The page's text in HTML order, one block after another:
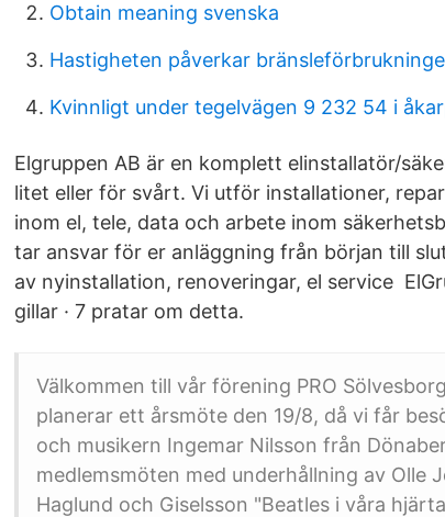
Obtain meaning svenska
Hastigheten påverkar
Kvinnligt under tegelvägen 9 232 54 i
Elgruppen AB är en komplett elinstallatör/
litet eller för svårt. Vi utför installationer,
inom el, tele, data och arbete inom
tar ansvar för er anläggning från början till
av nyinstallation, renoveringar, el service
gillar · 7 pratar om detta.
Välkommen till vår förening PRO
planerar ett årsmöte den 19/8, då vi får
och musikern Ingemar Nilsson från
medlemsmöten med underhållning av Olle
Haglund och Giselsson "Beatles i våra